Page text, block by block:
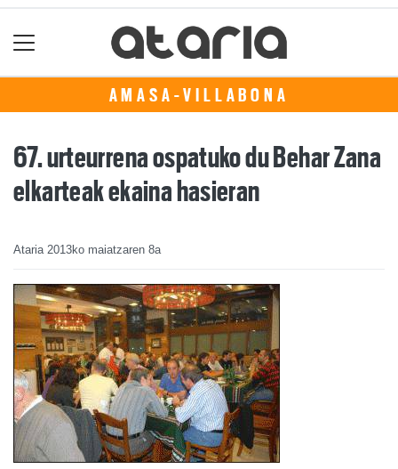
AMASA-VILLABONA
67. urteurrena ospatuko du Behar Zana
elkarteak ekaina hasieran
Ataria 2013ko maiatzaren 8a